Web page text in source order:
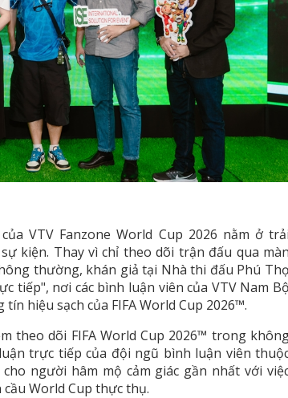
VTV Fanzone World Cup 2026 nằm ở trải
kiện. Thay vì chỉ theo dõi trận đấu qua màn
thường, khán giả tại Nhà thi đấu Phú Thọ
tiếp", nơi các bình luận viên của VTV Nam Bộ
hiệu sạch của FIFA World Cup 2026™.
theo dõi FIFA World Cup 2026™ trong
trực tiếp của đội ngũ bình luận viên
người hâm mộ cảm giác gần nhất với
World Cup thực thụ.